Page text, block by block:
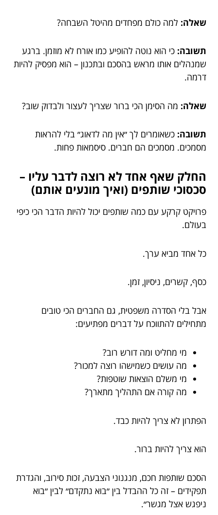
שאלה: למה כולם מפחדים מהיטל השבחה?
תשובה: כי הוא נוטה להופיע כמו אורח לא מוזמן. ברגע
שמנהלים אותו מראש בהסכם ובתכנון – הוא מפסיק להיות
דרמה.
שאלה: מה הסימן הכי ברור שצריך לעצור ולבדוק שוב?
תשובה: כשאומרים לך ״אין מה לדאוג״ בלי להראות
מסמכים. מסמכים הם חברים. סיסמאות פחות.
החלק שאף אחד לא רוצה לדבר עליו –
סכסוכי שותפים (ואיך מונעים אותם)
פרויקט קרקע עם כמה שותפים יכול להיות הדבר הכי כיפי
בעולם.
כל אחד מביא ערך.
כסף, קשרים, ניסיון, זמן.
אבל בלי הסדרה משפטית, גם החברים הכי טובים
מתחילים להתווכח על דברים מפתיעים:
מי מחליט ומה דורש רוב?
מה עושים כשמישהו רוצה למכור?
מי משלם הוצאות שוטפות?
מה קורה אם התהליך מתארך?
הפתרון לא צריך להיות כבד.
הוא צריך להיות ברור.
הסכם שותפות חכם, מנגנוני הצבעה, זכות סירוב, והגדרת
תפקידים – זה כל ההבדל בין ״בוא נתקדם״ לבין ״בוא
ניפגש אצל מגשר״.